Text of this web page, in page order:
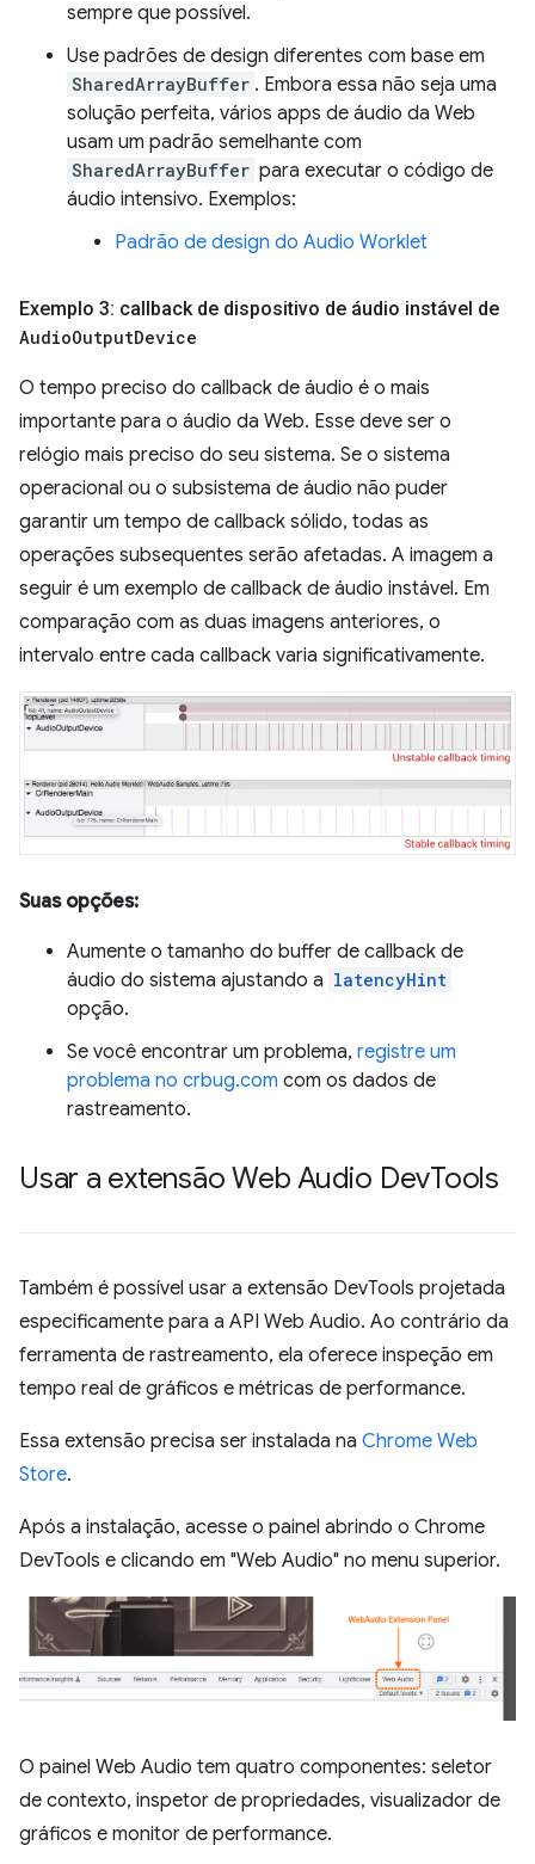
sempre que possível.
Use padrões de design diferentes com base em
SharedArrayBuffer . Embora essa não seja uma
solução perfeita, vários apps de áudio da Web
usam um padrão semelhante com
SharedArrayBuffer para executar o código de
áudio intensivo. Exemplos:
Padrão de design do Audio Worklet
Exemplo 3: callback de dispositivo de áudio instável de
AudioOutputDevice
O tempo preciso do callback de áudio é o mais
importante para o áudio da Web. Esse deve ser o
relógio mais preciso do seu sistema. Se o sistema
operacional ou o subsistema de áudio não puder
garantir um tempo de callback sólido, todas as
operações subsequentes serão afetadas. A imagem a
seguir é um exemplo de callback de áudio instável. Em
comparação com as duas imagens anteriores, o
intervalo entre cada callback varia significativamente.
Suas opções:
Aumente o tamanho do buffer de callback de
áudio do sistema ajustando a latencyHint
opção.
Se você encontrar um problema, registre um
problema no crbug.com com os dados de
rastreamento.
Usar a extensão Web Audio DevTools
Também é possível usar a extensão DevTools projetada
especificamente para a API Web Audio. Ao contrário da
ferramenta de rastreamento, ela oferece inspeção em
tempo real de gráficos e métricas de performance.
Essa extensão precisa ser instalada na Chrome Web
Store.
Após a instalação, acesse o painel abrindo o Chrome
DevTools e clicando em "Web Audio" no menu superior.
O painel Web Audio tem quatro componentes: seletor
de contexto, inspetor de propriedades, visualizador de
gráficos e monitor de performance.